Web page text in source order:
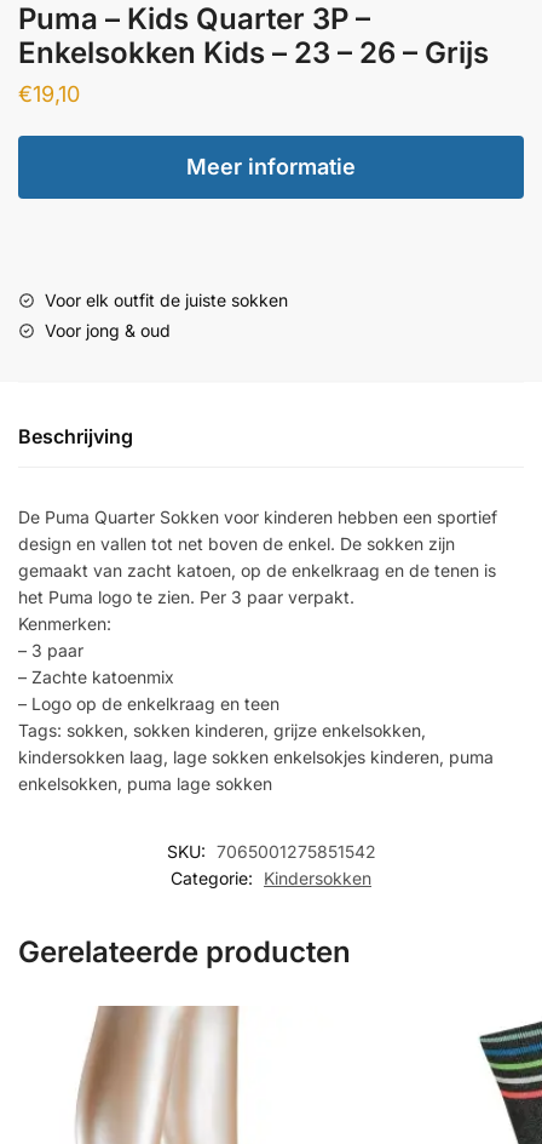
Puma – Kids Quarter 3P –
Enkelsokken Kids – 23 – 26 – Grijs
€19,10
Meer informatie
Voor elk outfit de juiste sokken
Voor jong & oud
Beschrijving
De Puma Quarter Sokken voor kinderen hebben een sportief
design en vallen tot net boven de enkel. De sokken zijn
gemaakt van zacht katoen, op de enkelkraag en de tenen is
het Puma logo te zien. Per 3 paar verpakt.
Kenmerken:
– 3 paar
– Zachte katoenmix
– Logo op de enkelkraag en teen
Tags: sokken, sokken kinderen, grijze enkelsokken,
kindersokken laag, lage sokken enkelsokjes kinderen, puma
enkelsokken, puma lage sokken
SKU: 7065001275851542
Categorie:
Kindersokken
Gerelateerde producten